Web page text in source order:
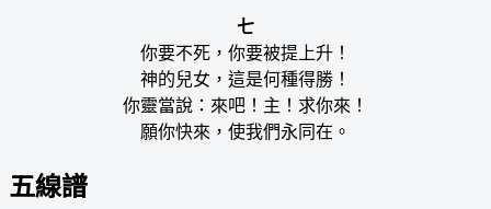
七
你要不死，你要被提上升！
神的兒女，這是何種得勝！
你靈當說：來吧！主！求你來！
願你快來，使我們永同在。
五線譜